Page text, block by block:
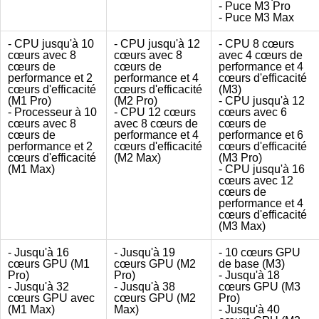
- Puce M3 Pro
- Puce M3 Max
- CPU jusqu'à 10
cœurs avec 8
cœurs de
performance et 2
cœurs d'efficacité
(M1 Pro)
- Processeur à 10
cœurs avec 8
cœurs de
performance et 2
cœurs d'efficacité
(M1 Max)
- CPU jusqu'à 12
cœurs avec 8
cœurs de
performance et 4
cœurs d'efficacité
(M2 Pro)
- CPU 12 cœurs
avec 8 cœurs de
performance et 4
cœurs d'efficacité
(M2 Max)
- CPU 8 cœurs
avec 4 cœurs de
performance et 4
cœurs d'efficacité
(M3)
- CPU jusqu'à 12
cœurs avec 6
cœurs de
performance et 6
cœurs d'efficacité
(M3 Pro)
- CPU jusqu'à 16
cœurs avec 12
cœurs de
performance et 4
cœurs d'efficacité
(M3 Max)
- Jusqu'à 16
cœurs GPU (M1
Pro)
- Jusqu'à 32
cœurs GPU avec
(M1 Max)
- Jusqu'à 19
cœurs GPU (M2
Pro)
- Jusqu'à 38
cœurs GPU (M2
Max)
- 10 cœurs GPU
de base (M3)
- Jusqu'à 18
cœurs GPU (M3
Pro)
- Jusqu'à 40